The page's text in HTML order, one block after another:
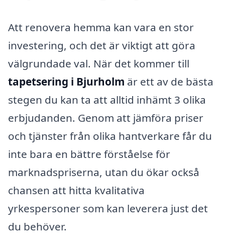
Att renovera hemma kan vara en stor
investering, och det är viktigt att göra
välgrundade val. När det kommer till
tapetsering i Bjurholm är ett av de bästa
stegen du kan ta att alltid inhämt 3 olika
erbjudanden. Genom att jämföra priser
och tjänster från olika hantverkare får du
inte bara en bättre förståelse för
marknadspriserna, utan du ökar också
chansen att hitta kvalitativa
yrkespersoner som kan leverera just det
du behöver.